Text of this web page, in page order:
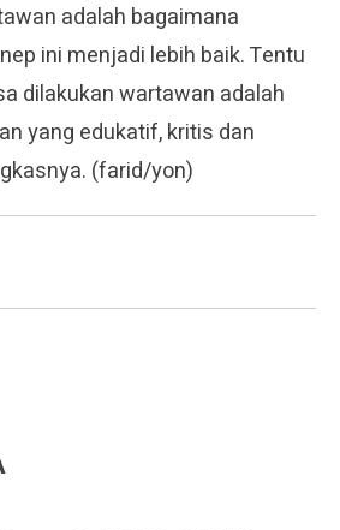
adalah bagaimana
ini menjadi lebih baik. Tentu
dilakukan wartawan adalah
yang edukatif, kritis dan
(farid/yon)